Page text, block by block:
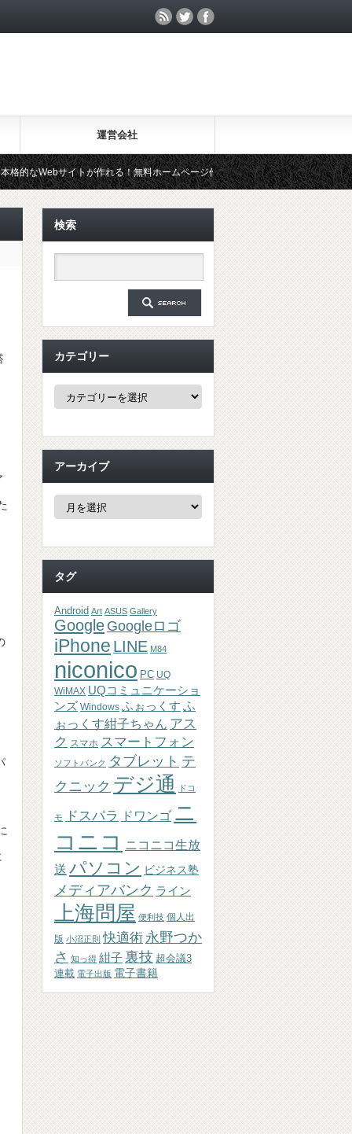
運営会社
サイトが作れる！無料ホームページ作成ツール「Wix」を試してみた
検索
カテゴリー
カ
ー
アーカイブ
ア
ブ
タグ
Android Art ASUS Gallery
Google Googleロゴ
iPhone LINE M84
niconico PC UQ
WiMAX UQコミュニケーショ
ンズ Windows ふぉっくす ふ
ぉっくす紺子ちゃん アス
ク スマホ スマートフォン
ソフトバンク タブレット テ
クニック デジ通 ドコ
モ ドスパラ ドワンゴ ニ
コニコ ニコニコ生放
送 パソコン ビジネス塾
メディアバンク ライン
上海問屋 便利技 個人出
版 小沼正則 快適術 永野つか
さ 知っ得 紺子 裏技 超会議3
連載 電子出版 電子書籍